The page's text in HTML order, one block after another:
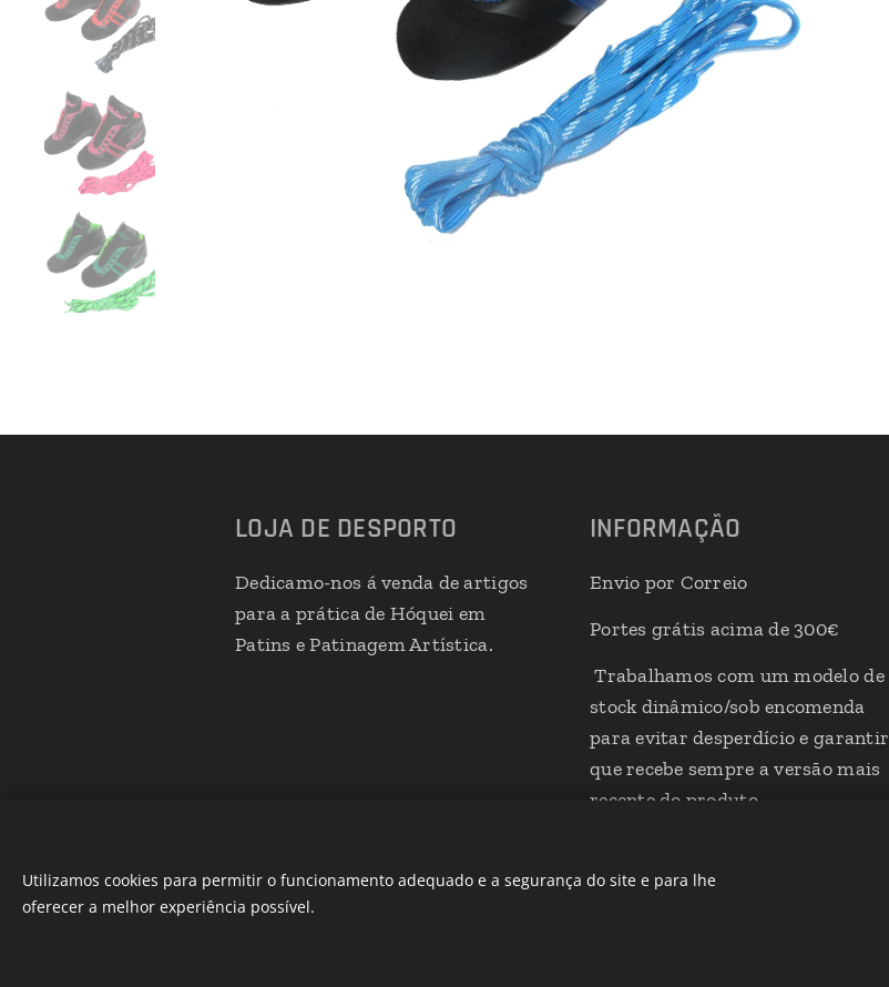
LOJA DE DESPORTO
Dedicamo-nos á venda de artigos
para a prática de Hóquei em
Patins e Patinagem Artística.
INFORMAÇÃO
Envio por Correio
Portes grátis acima de 300€
Trabalhamos com um modelo de
stock dinâmico/sob encomenda
para evitar desperdício e garantir
que recebe sempre a versão mais
recente do produto
Utilizamos cookies para permitir o funcionamento adequado e a segurança do site e para lhe
oferecer a melhor experiência possível.